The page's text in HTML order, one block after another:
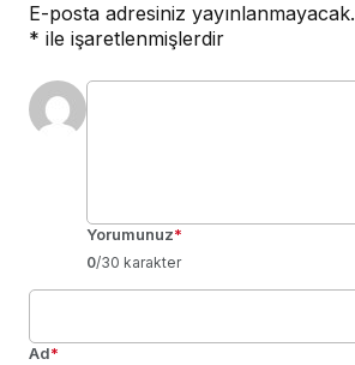
E-posta adresiniz yayınlanmayacak.
* ile işaretlenmişlerdir
Yorumunuz*
0/30 karakter
Ad*